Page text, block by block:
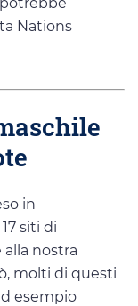
Nations
in
siti di
nostra
molti di questi
esempio